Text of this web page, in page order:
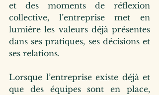
et des moments de réflexion
collective, l’entreprise met en
lumière les valeurs déjà présentes
dans ses pratiques, ses décisions et
ses relations.
Lorsque l’entreprise existe déjà et
que des équipes sont en place,